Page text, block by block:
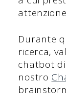
Durante
ricerca,
chatbot
nostro